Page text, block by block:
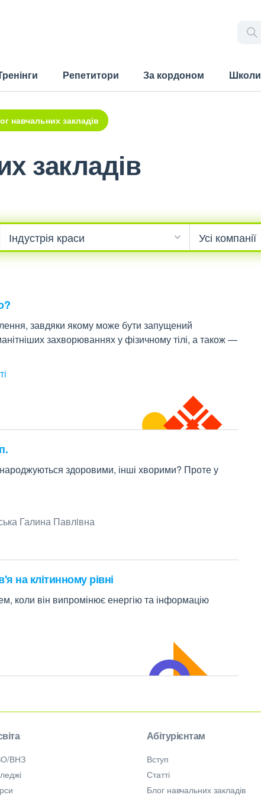
Репетитори За кордоном Школи
навчальних закладів
закладів
завдяки якому може бути запущений
захворюваннях у фізичному тілі, а також —
народжуються здоровими, інші хворими? Проте у
Галина Павлiвна
на клітинному рівні
коли він випромінює енергію та інформацію
ВНЗ
Абітурієнтам
Вступ
Статті
Блог навчальних закладів